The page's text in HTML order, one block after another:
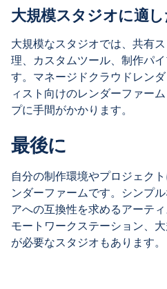
大規模スタジオに適
大規模なスタジオでは、共有
理、カスタムツール、制作パ
す。マネージドクラウドレン
ィスト向けのレンダーファー
プに手間がかかります。
最後に
自分の制作環境やプロジェク
ンダーファームです。シンプ
アへの互換性を求めるアーテ
モートワークステーション、
が必要なスタジオもあります。